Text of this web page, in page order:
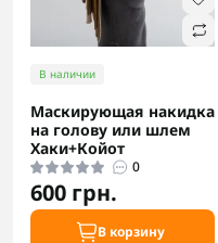
В наличии
Маскирующая накидка
на голову или шлем
Хаки+Койот
0
600 грн.
В корзину